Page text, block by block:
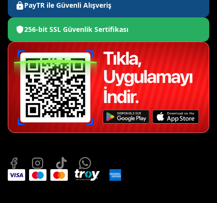
PayTR ile Güvenli Alışveriş
256-bit SSL Güvenlik Sertifikası